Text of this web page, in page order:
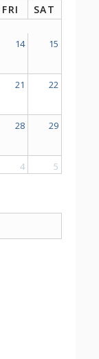
FRI SAT
14 15
21 22
28 29
4 5